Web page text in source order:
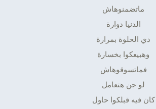
ماتضمنوهاش
الدنيا دوارة
دي الحلوة بمرارة
وهبيعكوا بخسارة
فماتسوقوهاش
لو جن هتعامل
كان فيه قبلكوا حاول